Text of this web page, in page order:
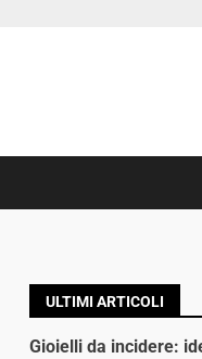
ULTIMI ARTICOLI
Gioielli da incidere: